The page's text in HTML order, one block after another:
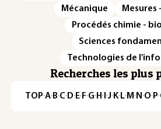
Mécanique
Mesures
Procédés chimie -
Sciences
Technologies de
Recherches les plus
TOP·A·B·C· D· E· F·G· H · ·J· K· L· M · N ·O· P·